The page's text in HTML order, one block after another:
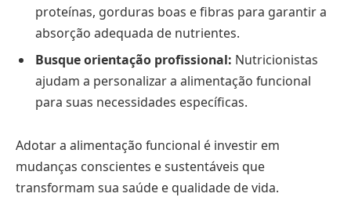
proteínas, gorduras boas e fibras para garantir a
absorção adequada de nutrientes.
Busque orientação profissional: Nutricionistas
ajudam a personalizar a alimentação funcional
para suas necessidades específicas.
Adotar a alimentação funcional é investir em
mudanças conscientes e sustentáveis que
transformam sua saúde e qualidade de vida.